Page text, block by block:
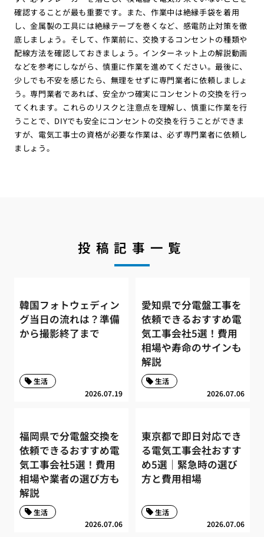
確認することが最も重要です。また、作業中は絶縁手袋を着用
し、金属製の工具には絶縁テープを巻くなど、感電防止対策を徹
底しましょう。そして、作業前に、交換するコンセントの種類や
配線方法を確認しておきましょう。インターネット上の解説動画
などを参考にしながら、慎重に作業を進めてください。最後に、
少しでも不安を感じたら、無理をせずに専門業者に依頼しましょ
う。専門業者であれば、安全かつ確実にコンセントの交換を行っ
てくれます。これらのリスクと注意点を理解し、慎重に作業を行
うことで、DIYでも安全にコンセントの交換を行うことができま
すが、電気工事士の資格が必要な作業は、必ず専門業者に依頼し
ましょう。
投稿記事一覧
韓国フォトウェディン
グ当日の流れは？準備
から撮影終了まで
2026.07.19
生活
愛知県で分電盤工事を
依頼できるおすすめ電
気工事会社5選！費用
相場や寿命のサインも
解説
2026.07.06
生活
福岡県で分電盤交換を
依頼できるおすすめ電
気工事会社5選！費用
相場や業者の選び方も
解説
2026.07.06
生活
東京都で即日対応でき
る電気工事会社おすす
め5選｜緊急時の選び
方と費用相場
2026.07.06
生活